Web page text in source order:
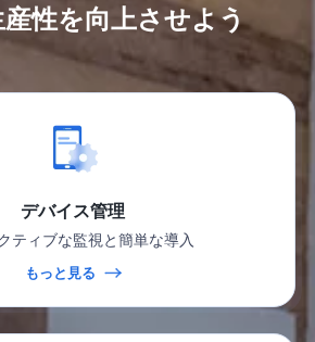
性を向上させよう
デバイス管理
ティブな監視と簡単な導入
もっと見る